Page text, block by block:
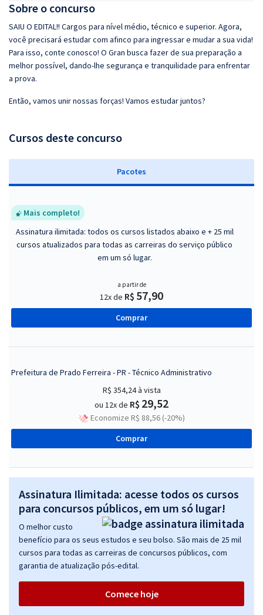
Sobre o concurso
SAIU O EDITAL!! Cargos para nível médio, técnico e superior. Agora,
você precisará estudar com afinco para ingressar e mudar a sua vida!
Para isso, conte conosco! O Gran busca fazer de sua preparação a
melhor possível, dando-lhe segurança e tranquilidade para enfrentar
a prova.
Então, vamos unir nossas forças! Vamos estudar juntos?
Cursos deste concurso
Pacotes
Mais completo!
Assinatura ilimitada: todos os cursos listados abaixo e + 25 mil
cursos atualizados para todas as carreiras do serviço público
em um só lugar.
a partir de
12x de R$ 57,90
Comprar
Prefeitura de Prado Ferreira - PR - Técnico Administrativo
R$ 354,24à vista
ou 12x de R$ 29,52
Economize R$ 88,56 (-20%)
Comprar
Assinatura Ilimitada: acesse todos os cursos
para concursos públicos, em um só lugar!
O melhor custo
benefício para os seus estudos e seu bolso. São mais de 25 mil
cursos para todas as carreiras de concursos públicos, com
garantia de atualização pós-edital.
Comece hoje